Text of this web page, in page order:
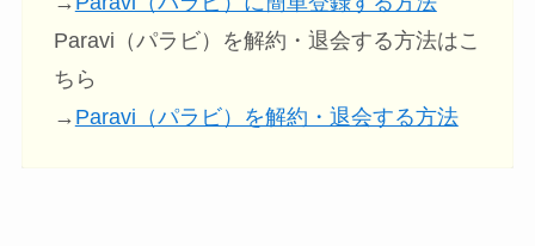
Paravi（パラビ）を解約・退会する方法はこ
ちら
→ Paravi（パラビ）を解約・退会する方法